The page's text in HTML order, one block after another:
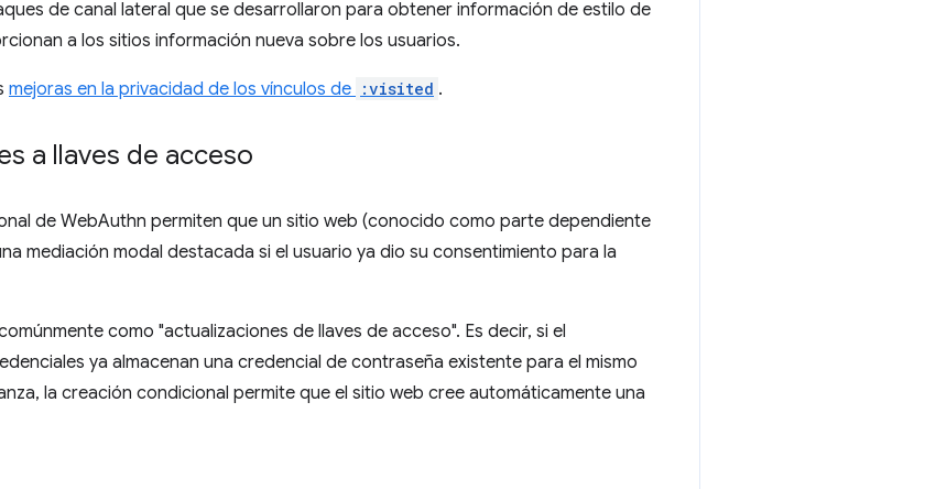
de canal lateral que se desarrollaron para obtener información de estilo de
a los sitios información nueva sobre los usuarios.
mejoras en la privacidad de los vínculos de :visited .
a llaves de acceso
de WebAuthn permiten que un sitio web (conocido como parte dependiente
mediación modal destacada si el usuario ya dio su consentimiento para la
como "actualizaciones de llaves de acceso". Es decir, si el
ya almacenan una credencial de contraseña existente para el mismo
la creación condicional permite que el sitio web cree automáticamente una